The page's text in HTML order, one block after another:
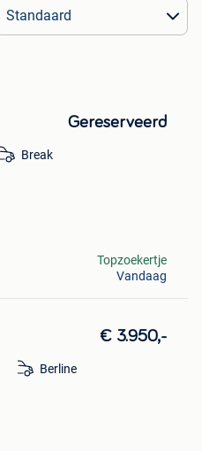
Gereserveerd
Break
Topzoekertje
Vandaag
€ 3.950,-
Berline